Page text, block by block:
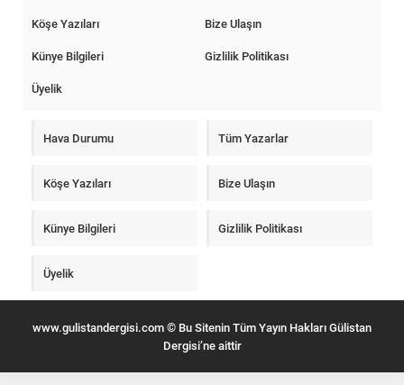
Köşe Yazıları
Bize Ulaşın
Künye Bilgileri
Gizlilik Politikası
Üyelik
Hava Durumu Tüm Yazarlar
Köşe Yazıları Bize Ulaşın
Künye Bilgileri Gizlilik Politikası
Üyelik
www.gulistandergisi.com © Bu Sitenin Tüm Yayın Hakları Gülistan
Dergisi’ne aittir